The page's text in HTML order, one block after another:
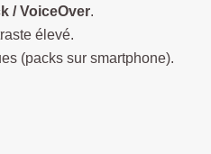
/ VoiceOver.
élevé.
(packs sur smartphone).